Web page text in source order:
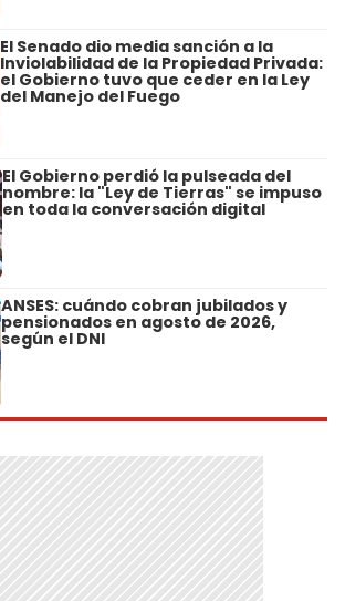
El Senado dio media sanción a la
Inviolabilidad de la Propiedad Privada:
el Gobierno tuvo que ceder en la Ley
del Manejo del Fuego
El Gobierno perdió la pulseada del
nombre: la "Ley de Tierras" se impuso
en toda la conversación digital
ANSES: cuándo cobran jubilados y
pensionados en agosto de 2026,
según el DNI